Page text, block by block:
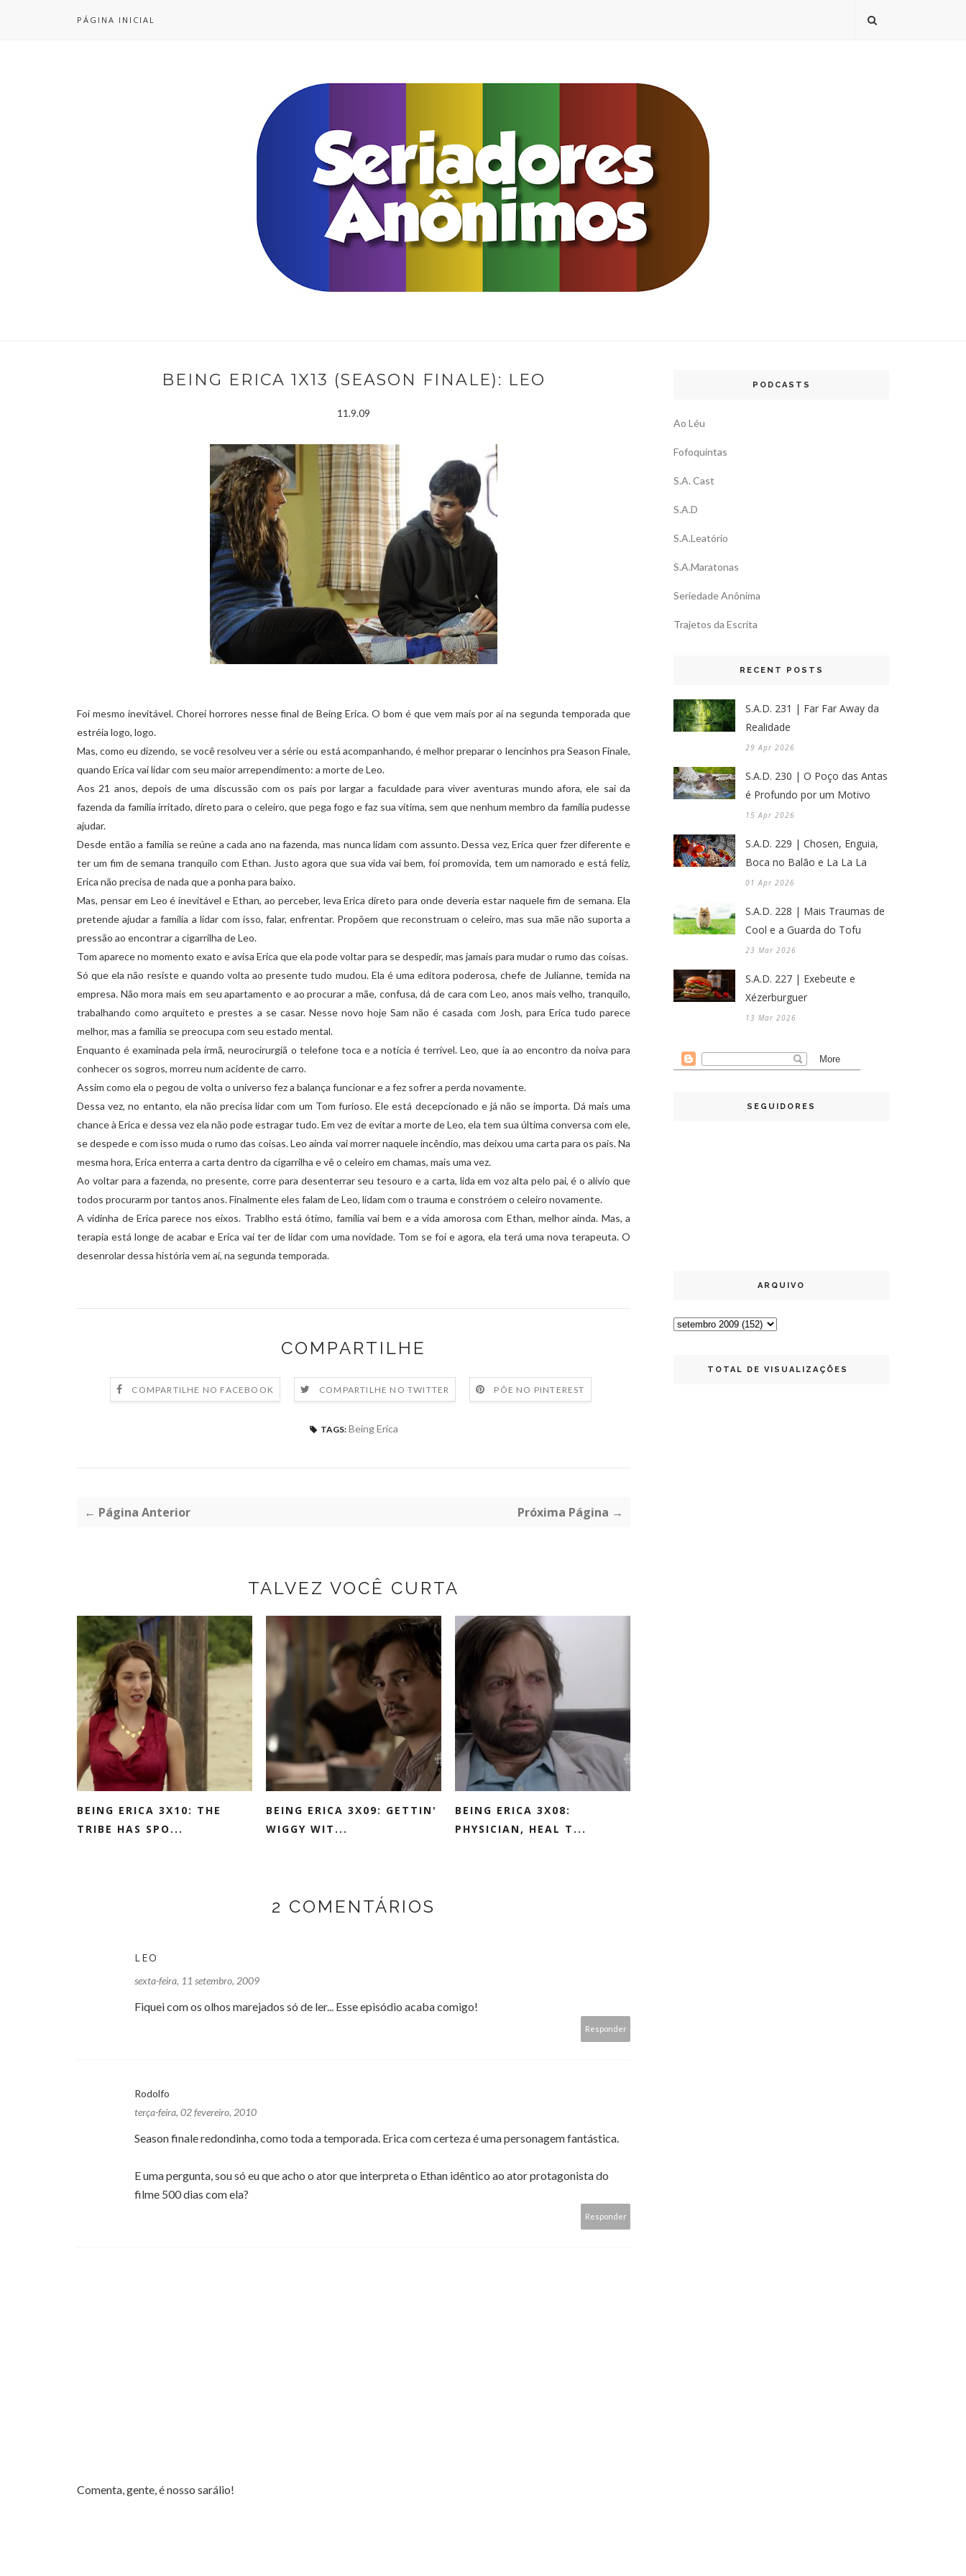
PÁGINA INICIAL
BEING ERICA 1X13 (SEASON FINALE): LEO
11.9.09
Foi mesmo inevitável. Chorei horrores nesse final de Being Erica. O bom é que vem mais por aí na segunda temporada que
estréia logo, logo.
Mas, como eu dizendo, se você resolveu ver a série ou está acompanhando, é melhor preparar o lencinhos pra Season Finale,
quando Erica vai lidar com seu maior arrependimento: a morte de Leo.
Aos 21 anos, depois de uma discussão com os pais por largar a faculdade para viver aventuras mundo afora, ele sai da
fazenda da família irritado, direto para o celeiro, que pega fogo e faz sua vítima, sem que nenhum membro da família pudesse
ajudar.
Desde então a família se reúne a cada ano na fazenda, mas nunca lidam com assunto. Dessa vez, Erica quer fzer diferente e
ter um fim de semana tranquilo com Ethan. Justo agora que sua vida vai bem, foi promovida, tem um namorado e está feliz,
Erica não precisa de nada que a ponha para baixo.
Mas, pensar em Leo é inevitável e Ethan, ao perceber, leva Erica direto para onde deveria estar naquele fim de semana. Ela
pretende ajudar a família a lidar com isso, falar, enfrentar. Propõem que reconstruam o celeiro, mas sua mãe não suporta a
pressão ao encontrar a cigarrilha de Leo.
Tom aparece no momento exato e avisa Erica que ela pode voltar para se despedir, mas jamais para mudar o rumo das coisas.
Só que ela não resiste e quando volta ao presente tudo mudou. Ela é uma editora poderosa, chefe de Julianne, temida na
empresa. Não mora mais em seu apartamento e ao procurar a mãe, confusa, dá de cara com Leo, anos mais velho, tranquilo,
trabalhando como arquiteto e prestes a se casar. Nesse novo hoje Sam não é casada com Josh, para Erica tudo parece
melhor, mas a família se preocupa com seu estado mental.
Enquanto é examinada pela irmã, neurocirurgiã o telefone toca e a notícia é terrível. Leo, que ia ao encontro da noiva para
conhecer os sogros, morreu num acidente de carro.
Assim como ela o pegou de volta o universo fez a balança funcionar e a fez sofrer a perda novamente.
Dessa vez, no entanto, ela não precisa lidar com um Tom furioso. Ele está decepcionado e já não se importa. Dá mais uma
chance à Erica e dessa vez ela não pode estragar tudo. Em vez de evitar a morte de Leo, ela tem sua última conversa com ele,
se despede e com isso muda o rumo das coisas. Leo ainda vai morrer naquele incêndio, mas deixou uma carta para os pais. Na
mesma hora, Erica enterra a carta dentro da cigarrilha e vê o celeiro em chamas, mais uma vez.
Ao voltar para a fazenda, no presente, corre para desenterrar seu tesouro e a carta, lida em voz alta pelo pai, é o alívio que
todos procurarm por tantos anos. Finalmente eles falam de Leo, lidam com o trauma e constróem o celeiro novamente.
A vidinha de Erica parece nos eixos. Trablho está ótimo, família vai bem e a vida amorosa com Ethan, melhor ainda. Mas, a
terapia está longe de acabar e Erica vai ter de lidar com uma novidade. Tom se foi e agora, ela terá uma nova terapeuta. O
desenrolar dessa história vem aí, na segunda temporada.
COMPARTILHE
COMPARTILHE NO FACEBOOK COMPARTILHE NO TWITTER PÕE NO PINTEREST
TAGS: Being Erica
← Página Anterior Próxima Página →
TALVEZ VOCÊ CURTA
BEING ERICA 3X10: THE
TRIBE HAS SPO...
BEING ERICA 3X09: GETTIN'
WIGGY WIT...
BEING ERICA 3X08:
PHYSICIAN, HEAL T...
2 COMENTÁRIOS
LEO
sexta-feira, 11 setembro, 2009
Fiquei com os olhos marejados só de ler... Esse episódio acaba comigo!
Responder
Rodolfo
terça-feira, 02 fevereiro, 2010
Season finale redondinha, como toda a temporada. Erica com certeza é uma personagem fantástica.
E uma pergunta, sou só eu que acho o ator que interpreta o Ethan idêntico ao ator protagonista do
filme 500 dias com ela?
Responder
Comenta, gente, é nosso sarálio!
PODCASTS
Ao Léu
Fofoquintas
S.A. Cast
S.A.D
S.A.Leatório
S.A.Maratonas
Seriedade Anônima
Trajetos da Escrita
RECENT POSTS
S.A.D. 231 | Far Far Away da
Realidade
29 Apr 2026
S.A.D. 230 | O Poço das Antas
é Profundo por um Motivo
15 Apr 2026
S.A.D. 229 | Chosen, Enguia,
Boca no Balão e La La La
01 Apr 2026
S.A.D. 228 | Mais Traumas de
Cool e a Guarda do Tofu
23 Mar 2026
S.A.D. 227 | Exebeute e
Xézerburguer
13 Mar 2026
SEGUIDORES
ARQUIVO
TOTAL DE VISUALIZAÇÕES